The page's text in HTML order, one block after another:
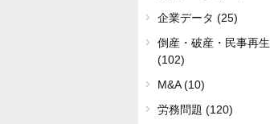
企業データ (25)
倒産・破産・民事再生
(102)
M&A (10)
労務問題 (120)